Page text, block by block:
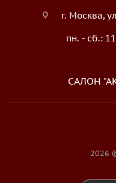
г. Москва,
пн. - сб.:
САЛОН
2026